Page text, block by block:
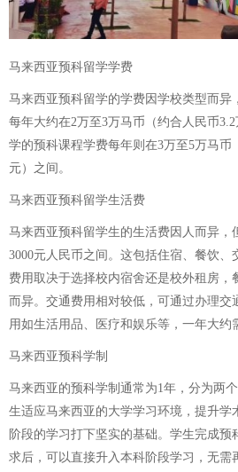
马来西亚预科留学学费
马来西亚预科留学的学费因学校类型而异
每年大约在2万至3万马币（约合人民币
学的预科课程学费每年则在3万至5万马币
元）之间。
马来西亚预科留学生活费
马来西亚预科留学生的生活费因人而异，
3000元人民币之间。这包括住宿、餐饮
费用取决于选择校内宿舍还是校外租房，
而异。交通费用相对较低，可通过办理交
用如生活用品、医疗和娱乐等，一年大约
马来西亚预科学制
马来西亚的预科学制通常为1年，分为两
生适应马来西亚的大学学习环境，提升学
阶段的学习打下坚实的基础。学生完成预
求后，可以直接升入本科阶段学习，无需